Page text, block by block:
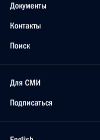
Документы
Контакты
Поиск
Для СМИ
Подписаться